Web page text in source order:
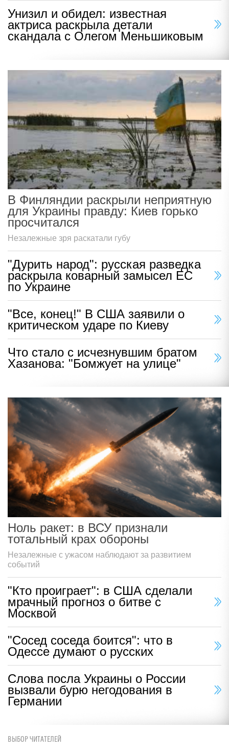
Унизил и обидел: известная
актриса раскрыла детали
скандала с Олегом Меньшиковым
В Финляндии раскрыли неприятную
для Украины правду: Киев горько
просчитался
Незалежные зря раскатали губу
"Дурить народ": русская разведка
раскрыла коварный замысел ЕС
по Украине
"Все, конец!" В США заявили о
критическом ударе по Киеву
Что стало с исчезнувшим братом
Хазанова: "Бомжует на улице"
Ноль ракет: в ВСУ признали
тотальный крах обороны
Незалежные с ужасом наблюдают за развитием
событий
"Кто проиграет": в США сделали
мрачный прогноз о битве с
Москвой
"Сосед соседа боится": что в
Одессе думают о русских
Слова посла Украины о России
вызвали бурю негодования в
Германии
ВЫБОР ЧИТАТЕЛЕЙ